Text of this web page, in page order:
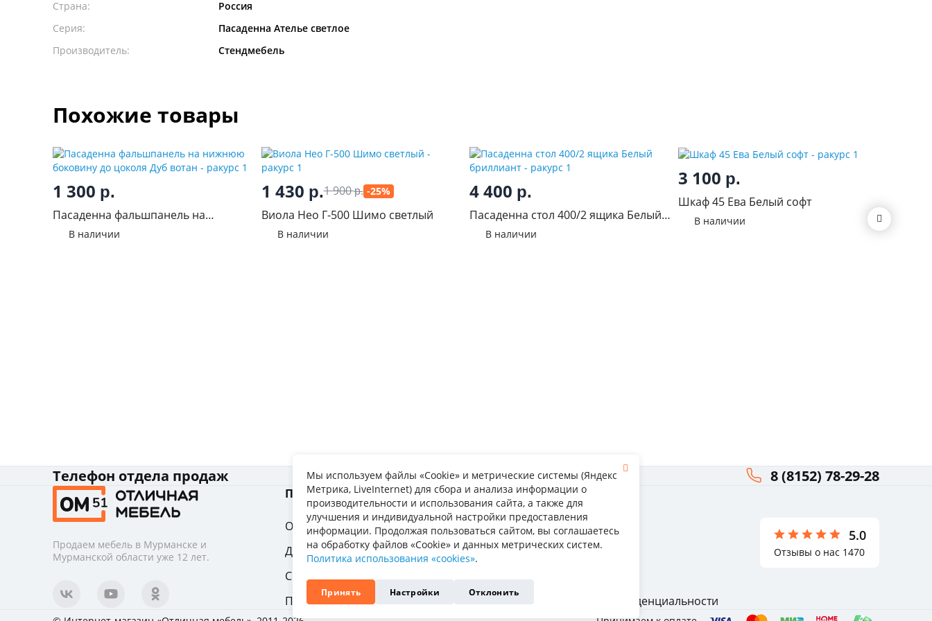
Страна:
Россия
Серия:
Пасаденна Ателье светлое
Производитель:
Стендмебель
Похожие товары
1 300 р.
Пасаденна фальшпанель на
нижнюю боковину до цоколя Дуб
В наличии
1 430 р.1 900р. -25%
Виола Нео Г-500 Шимо светлый
В наличии
4 400 р.
Пасаденна стол 400/2 ящика Белый
бриллиант
В наличии
3 100 р.
Шкаф 45 Ева Белый софт
В наличии
Телефон отдела продаж 8 (8152) 78-29-28
Продаем мебель в Мурманске и
Мурманской области уже 12 лет.
Покупателю
Оплата
Вопрос-ответ
Доставка
Обмен и возврат
Сборка
Производители
Информация
Каталог мебели
О нас
Политика конфиденциальности
5.0
Отзывы о нас 1470
Мы используем файлы «Cookie» и метрические системы (Яндекс
Метрика, LiveInternet) для сбора и анализа информации о
производительности и использования сайта, а также для
улучшения и индивидуальной настройки предоставления
информации. Продолжая пользоваться сайтом, вы соглашаетесь
на обработку файлов «Cookie» и данных метрических систем.
Политика использования «cookies».
Принять Настройки Отклонить